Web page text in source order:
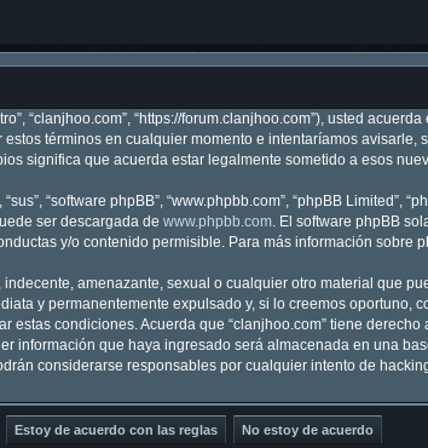
“clanjhoo.com”, “https://forum.clanjhoo.com”), usted
términos en cualquier momento e intentaríamos
significa que acuerda estar legalmente sometido a esos
“software phpBB”, “www.phpbb.com”, “phpBB Limited”,
ser descargada de www.phpbb.com. El software phpBB
y/o contenido permisible. Para más información sobre
amenazante, sexual o cualquier otro material que
y permanentemente expulsado y, si lo creemos oportuno,
condiciones. Acuerda que “clanjhoo.com” tiene
información que haya ingresado será almacenada en una
considerarse responsables por cualquier intento de